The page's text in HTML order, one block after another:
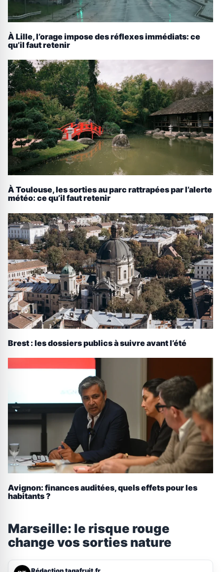
À Lille, l’orage impose des réflexes immédiats: ce
qu’il faut retenir
À Toulouse, les sorties au parc rattrapées par l’alerte
météo: ce qu’il faut retenir
Brest : les dossiers publics à suivre avant l’été
Avignon: finances auditées, quels effets pour les
habitants ?
Marseille: le risque rouge
change vos sorties nature
Rédaction tagafruit.fr